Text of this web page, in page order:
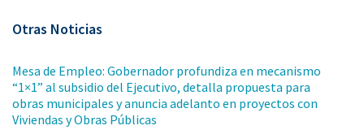
Otras Noticias
Mesa de Empleo: Gobernador profundiza en mecanismo
“1×1” al subsidio del Ejecutivo, detalla propuesta para
obras municipales y anuncia adelanto en proyectos con
Viviendas y Obras Públicas